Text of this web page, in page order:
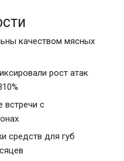
качеством мясных
рост атак
встречи с
средств для губ